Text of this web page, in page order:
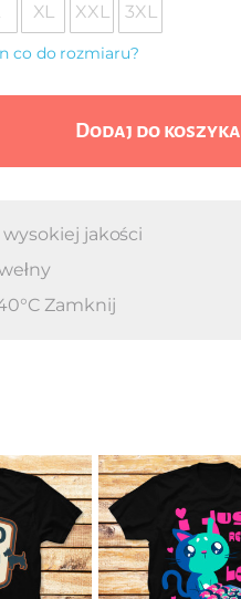
XL XXL 3XL
co do rozmiaru?
Dodaj do koszyka
jakości
Zamknij